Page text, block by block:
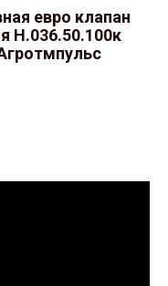
евро клапан
Н.036.50.100к